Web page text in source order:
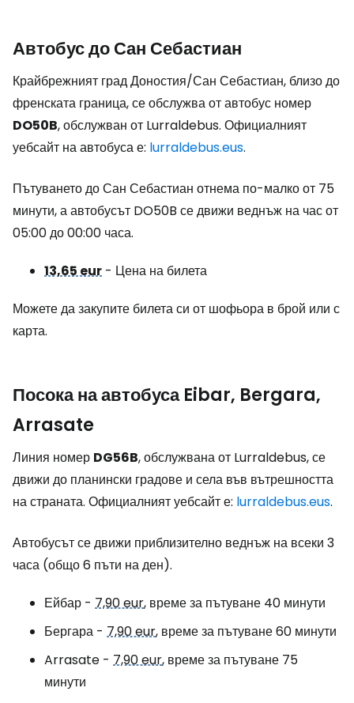
Автобус до Сан Себастиан
Крайбрежният град Доностия/Сан Себастиан, близо до
френската граница, се обслужва от автобус номер
DO50B, обслужван от Lurraldebus. Официалният
уебсайт на автобуса е: lurraldebus.eus.
Пътуването до Сан Себастиан отнема по-малко от 75
минути, а автобусът DO50B се движи веднъж на час от
05:00 до 00:00 часа.
13,65 eur - Цена на билета
Можете да закупите билета си от шофьора в брой или с
карта.
Посока на автобуса Eibar, Bergara,
Arrasate
Линия номер DG56B, обслужвана от Lurraldebus, се
движи до планински градове и села във вътрешността
на страната. Официалният уебсайт е: lurraldebus.eus.
Автобусът се движи приблизително веднъж на всеки 3
часа (общо 6 пъти на ден).
Ейбар - 7,90 eur, време за пътуване 40 минути
Бергара - 7,90 eur, време за пътуване 60 минути
Arrasate - 7,90 eur, време за пътуване 75
минути